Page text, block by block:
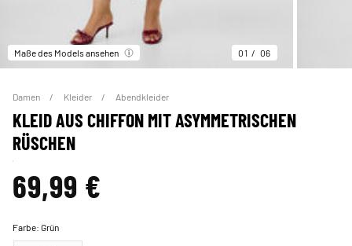
Maße des Models ansehen 01 06
Damen Kleider Abendkleider
KLEID AUS CHIFFON MIT ASYMMETRISCHEN
RÜSCHEN
69,99 €
Farbe:Grün